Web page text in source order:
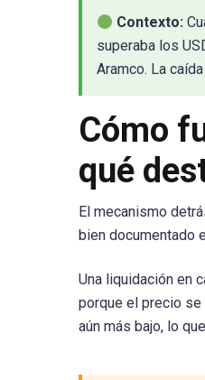
Contexto:
superaba los
Aramco. La
Cómo
qué
El mecanismo
bien documentado
Una liquidación en
porque el precio se
aún más bajo, lo